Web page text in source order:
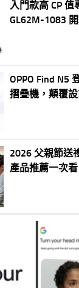
入門款高 CP
GL62M-1083
OPPO Find N5
摺疊機，顛覆
2026 父親節送
產品推薦一次